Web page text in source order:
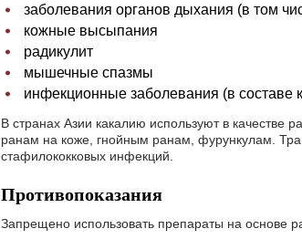
заболевания органов дыхания (в том
кожные высыпания
радикулит
мышечные спазмы
инфекционные заболевания (в составе
В странах Азии какалию используют в качестве
ранам на коже, гнойным ранам, фурункулам.
стафилококковых инфекций.
Противопоказания
Запрещено использовать препараты на основе